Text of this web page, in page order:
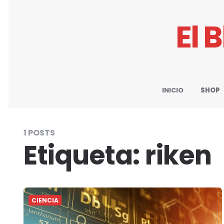
El
INICIO SHOP
1 POSTS
Etiqueta: riken
CIENCIA